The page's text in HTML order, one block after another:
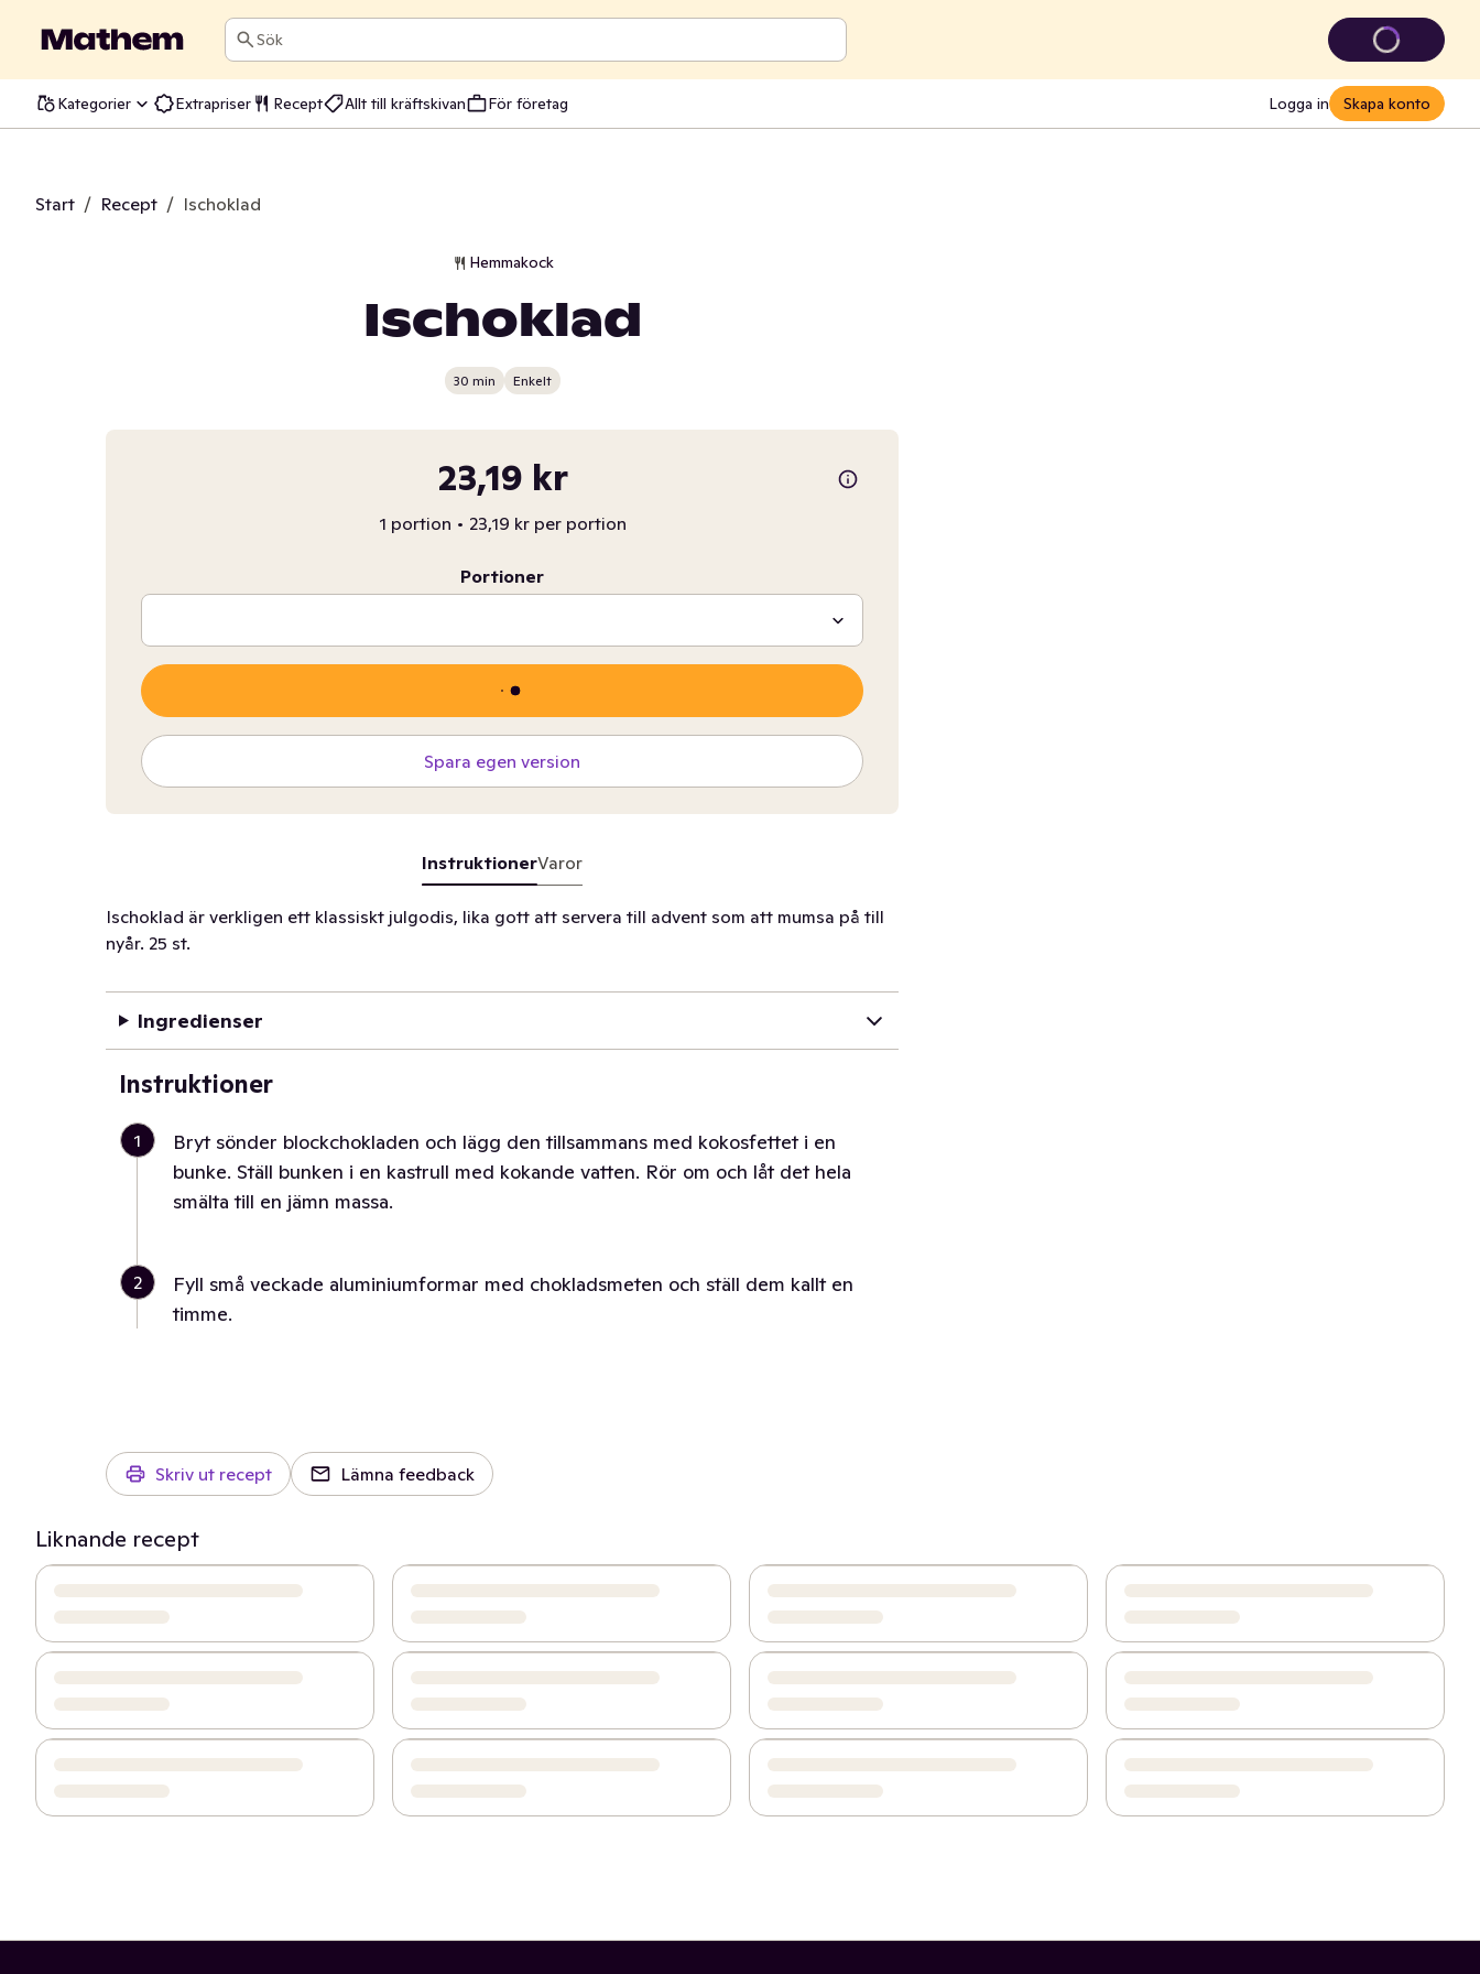
Sök
Kategorier Extrapriser Recept Allt till kräftskivan För företag Logga in Skapa konto
Start / Recept / Ischoklad
Hemmakock
Ischoklad
30 min Enkelt
23,19 kr
1 portion • 23,19 kr per portion
Portioner
Spara egen version
InstruktionerVaror
Ischoklad är verkligen ett klassiskt julgodis, lika gott att servera till advent som att mumsa på till
nyår. 25 st.
Ingredienser
Instruktioner
1
Bryt sönder blockchokladen och lägg den tillsammans med kokosfettet i en
bunke. Ställ bunken i en kastrull med kokande vatten. Rör om och låt det hela
smälta till en jämn massa.
2
Fyll små veckade aluminiumformar med chokladsmeten och ställ dem kallt en
timme.
Skriv ut recept Lämna feedback
Liknande recept